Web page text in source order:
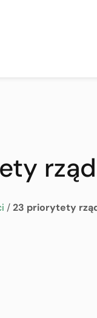
/23 priorytety